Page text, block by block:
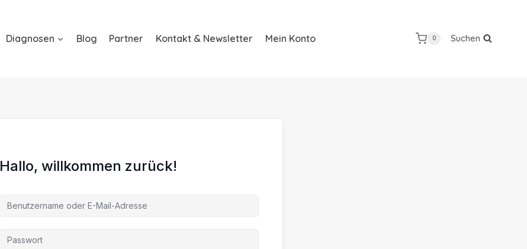
Diagnosen Blog Partner Kontakt & Newsletter Mein Konto 0 Suchen
Hallo, willkommen zurück!